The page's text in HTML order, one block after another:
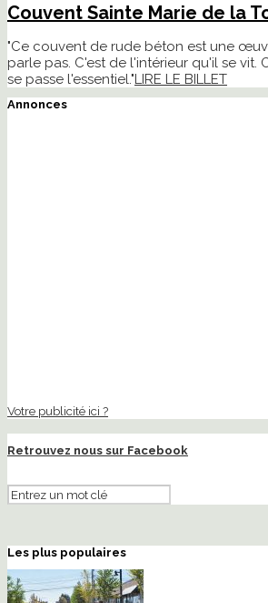
Couvent Sainte Marie de la
"Ce couvent de rude béton est une
parle pas. C'est de l'intérieur qu'il se vit.
se passe l'essentiel."LIRE LE BILLET
Annonces
Votre publicité ici ?
Retrouvez nous sur Facebook
Les plus populaires